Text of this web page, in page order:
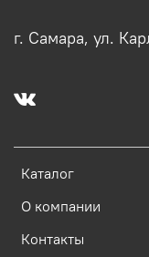
Каталог
О компании
Контакты
г. Самара, ул.